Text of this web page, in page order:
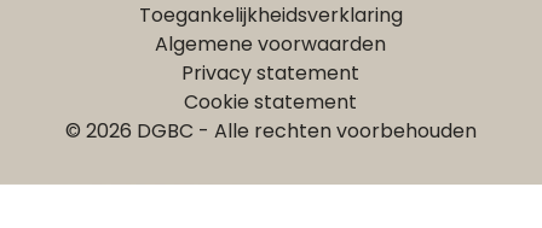
© 2026 DGBC - Alle rechten voorbehouden
Toegankelijkheidsverklaring
Algemene voorwaarden
Privacy statement
Cookie statement